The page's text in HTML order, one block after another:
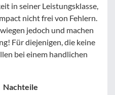
in seiner Leistungsklasse,
nicht frei von Fehlern.
jedoch und machen
Für diejenigen, die keine
bei einem handlichen
Nachteile